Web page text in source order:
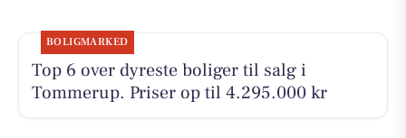
BOLIGMARKED
Top 6 over dyreste boliger til salg i
Tommerup. Priser op til 4.295.000 kr